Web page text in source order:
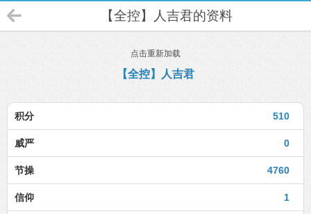
【全控】人吉君的资料
点击重新加载
【全控】人吉君
510
积分
0
威严
4760
节操
1
信仰